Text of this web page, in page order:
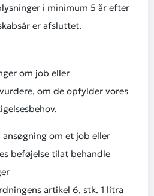
i minimum 5 år efter
er afsluttet.
om job eller
om de opfylder vores
ansøgning om et job eller
beføjelse tilat behandle
artikel 6, stk. 1 litra